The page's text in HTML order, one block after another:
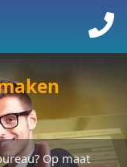
Op maat